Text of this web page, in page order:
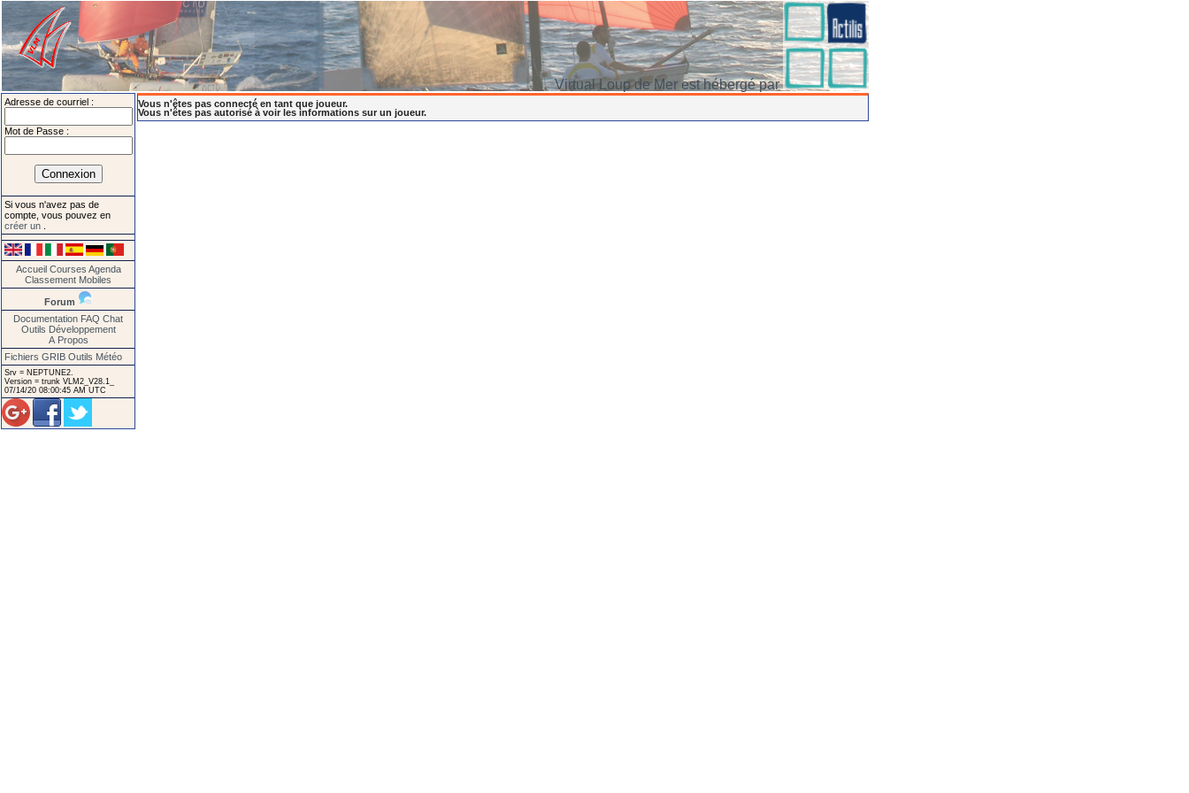
Virtual Loup de Mer est hébergé par
Adresse de courriel :
Mot de Passe :
Si vous n'avez pas de
compte, vous pouvez en
créer un
Accueil Courses Agenda
Classement Mobiles
Forum
Documentation FAQ Chat
Outils Développement
A Propos
Fichiers GRIB Outils Météo
Srv = NEPTUNE2.
Version = trunk VLM2_V28.1_
07/14/20 08:00:45 AM UTC
Vous n'êtes pas connecté en tant que joueur.
Vous n'êtes pas autorisé à voir les informations sur un joueur.